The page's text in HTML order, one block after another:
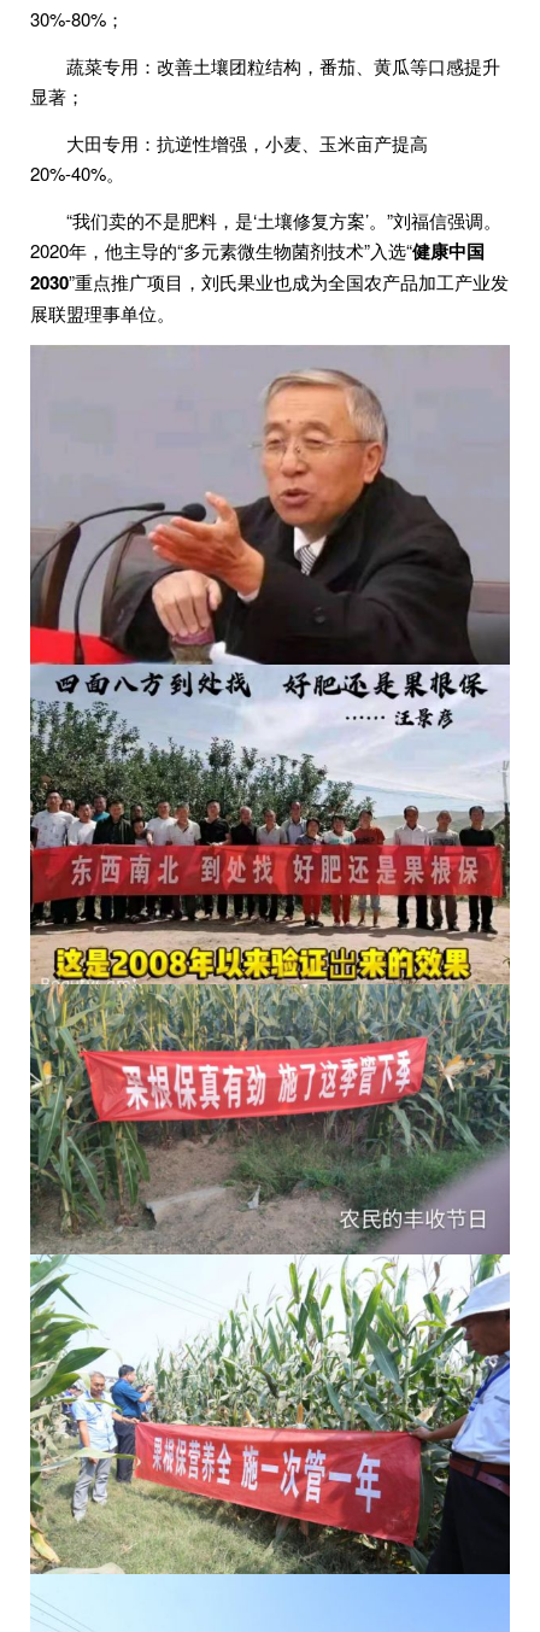
30%-80%；
蔬菜专用：改善土壤团粒结构，番茄、黄瓜等口感提升
显著；
大田专用：抗逆性增强，小麦、玉米亩产提高
20%-40%。
“我们卖的不是肥料，是‘土壤修复方案’。”刘福信强调。
2020年，他主导的“多元素微生物菌剂技术”入选“健康中国
2030”重点推广项目，刘氏果业也成为全国农产品加工产业发
展联盟理事单位。